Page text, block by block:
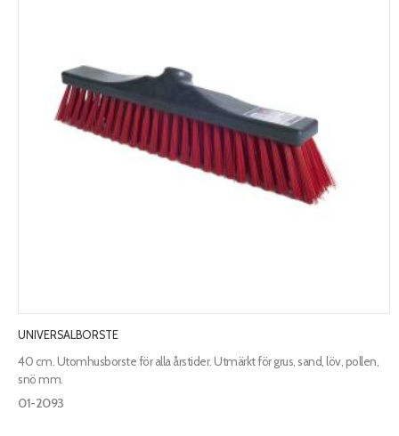
UNIVERSALBORSTE
40 cm. Utomhusborste för alla årstider. Utmärkt för grus, sand, löv, pollen,
snö mm.
01-2093